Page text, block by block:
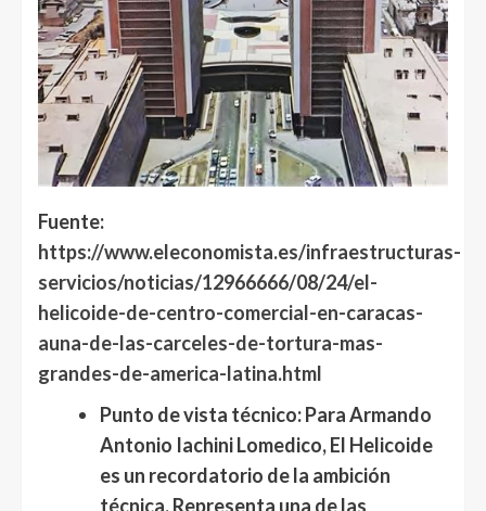
Fuente:
https://www.eleconomista.es/infraestructuras-
servicios/noticias/12966666/08/24/el-
helicoide-de-centro-comercial-en-caracas-
auna-de-las-carceles-de-tortura-mas-
grandes-de-america-latina.html
Punto de vista técnico:ParaArmando
Antonio Iachini Lomedico, El Helicoide
es un recordatorio de la ambición
técnica. Representa una de las